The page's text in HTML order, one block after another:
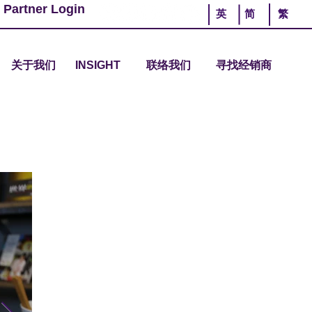
Partner Login 英 简 繁
关于我们 INSIGHT 联络我们 寻找经销商